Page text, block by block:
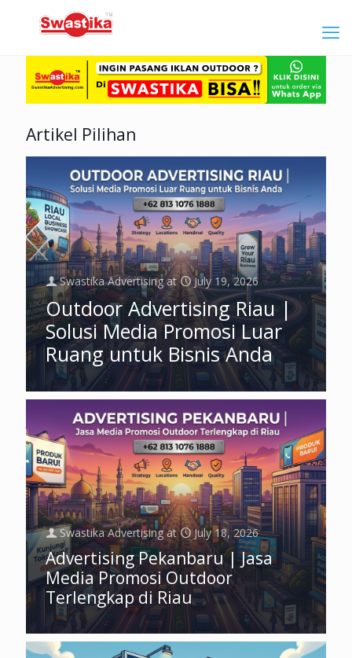
Artikel Pilihan
Swastika Advertising at July 19, 2026
Outdoor Advertising Riau |
Solusi Media Promosi Luar
Ruang untuk Bisnis Anda
Swastika Advertising at July 18, 2026
Advertising Pekanbaru | Jasa
Media Promosi Outdoor
Terlengkap di Riau